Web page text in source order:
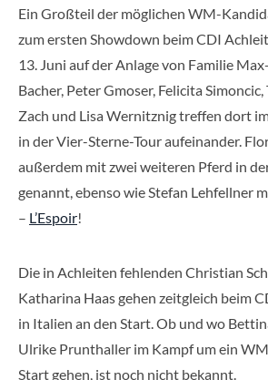
Ein Großteil der möglichen WM-
zum ersten Showdown beim CDI
13. Juni auf der Anlage von Familie
Bacher, Peter Gmoser, Felicita
Zach und Lisa Wernitznig treffen dort
in der Vier-Sterne-Tour aufeinander.
außerdem mit zwei weiteren Pferd in
genannt, ebenso wie Stefan Lehfellner
– L’Espoir!
Die in Achleiten fehlenden Christian
Katharina Haas gehen zeitgleich beim
in Italien an den Start. Ob und wo
Ulrike Prunthaller im Kampf um ein
Start gehen, ist noch nicht bekannt.